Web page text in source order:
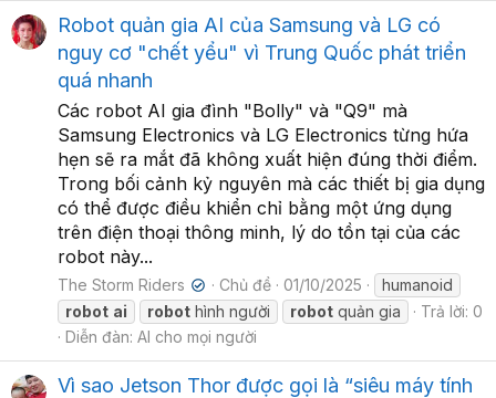
Robot quản gia AI của Samsung và LG có
nguy cơ "chết yểu" vì Trung Quốc phát triển
quá nhanh
Các robot AI gia đình "Bolly" và "Q9" mà
Samsung Electronics và LG Electronics từng hứa
hẹn sẽ ra mắt đã không xuất hiện đúng thời điểm.
Trong bối cảnh kỷ nguyên mà các thiết bị gia dụng
có thể được điều khiển chỉ bằng một ứng dụng
trên điện thoại thông minh, lý do tồn tại của các
robot này...
The Storm Riders ✔ Chủ đề 01/10/2025
humanoid
robot ai robot hình người robot quản gia
Trả lời: 0
Diễn đàn: AI cho mọi người
Vì sao Jetson Thor được gọi là “siêu máy tính